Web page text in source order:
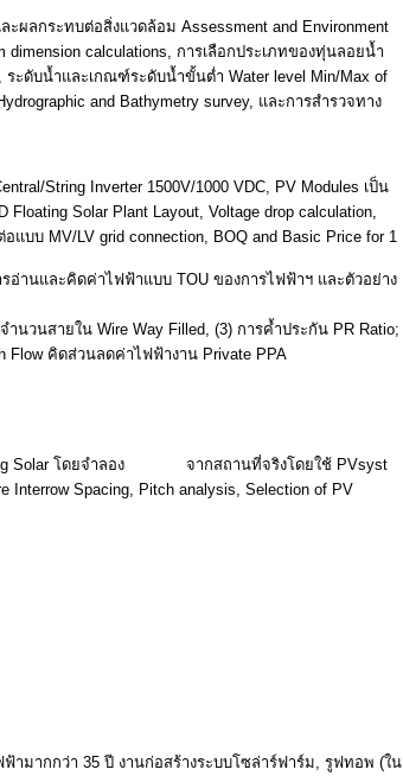
ผลกระทบต่อสิ่งแวดล้อม Assessment and Environment
calculations, การเลือกประเภทของทุ่นลอยน้ำ
ระดับน้ำและเกณฑ์ระดับน้ำขั้นต่ำ Water level Min/Max of
and Bathymetry survey, และการสำรวจทาง
String Inverter 1500V/1000 VDC, PV Modules เป็น
Solar Plant Layout, Voltage drop calculation,
แบบ MV/LV grid connection, BOQ and Basic Price for 1
อ่านและคิดค่าไฟฟ้าแบบ TOU ของการไฟฟ้าฯ และตัวอย่าง
ำนวนสายใน Wire Way Filled, (3) การค้ำประกัน PR Ratio;
Flow คิดส่วนลดค่าไฟฟ้างาน Private PPA
Solar โดยจำลอง จากสถานที่จริงโดยใช้ PVsyst
Spacing, Pitch analysis, Selection of PV
ามากกว่า 35 ปี งานก่อสร้างระบบโซล่าร์ฟาร์ม, รูฟทอพ (ใน